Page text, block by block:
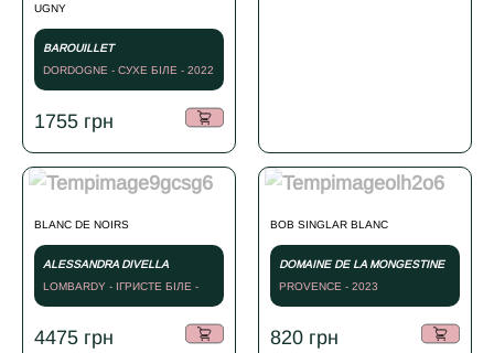
UGNY
BAROUILLET
DORDOGNE - СУХЕ БІЛЕ - 2022
1755 грн
BLANC DE NOIRS
ALESSANDRA DIVELLA
LOMBARDY - ІГРИСТЕ БІЛЕ -
NV
4475 грн
BOB SINGLAR BLANC
DOMAINE DE LA MONGESTINE
PROVENCE - 2023
820 грн